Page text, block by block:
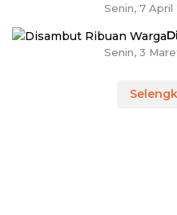
Senin, 7 April
Senin, 3